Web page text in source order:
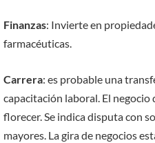
Finanzas: Invierte en
farmacéuticas.
Carrera: es probable una
capacitación laboral. El
florecer. Se indica disputa con
mayores. La gira de negocios